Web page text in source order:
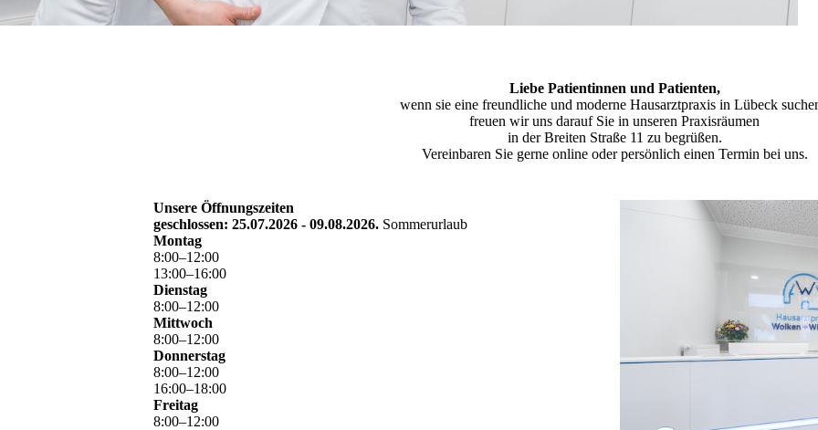
Liebe Patientinnen und Patienten,
wenn sie eine freundliche und moderne Hausarztpraxis in Lübeck
freuen wir uns darauf Sie in unseren Praxisräumen
in der Breiten Straße 11 zu begrüßen.
Vereinbaren Sie gerne online oder persönlich einen Termin bei uns.
Unsere Öffnungszeiten
geschlossen: 25.07.2026 - 09.08.2026. Sommerurlaub
Montag
8:00–12:00
13:00–16:00
Dienstag
8:00–12:00
Mittwoch
8:00–12:00
Donnerstag
8:00–12:00
16:00–18:00
Freitag
8:00–12:00